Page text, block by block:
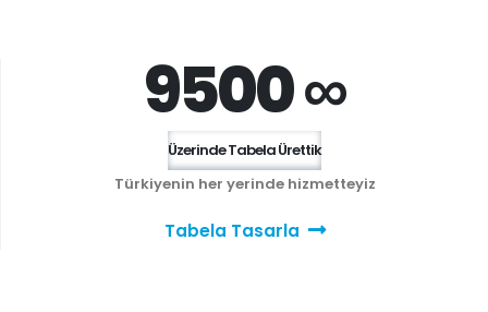
9500 ∞
Üzerinde Tabela Ürettik
Türkiyenin her yerinde hizmetteyiz
Tabela Tasarla